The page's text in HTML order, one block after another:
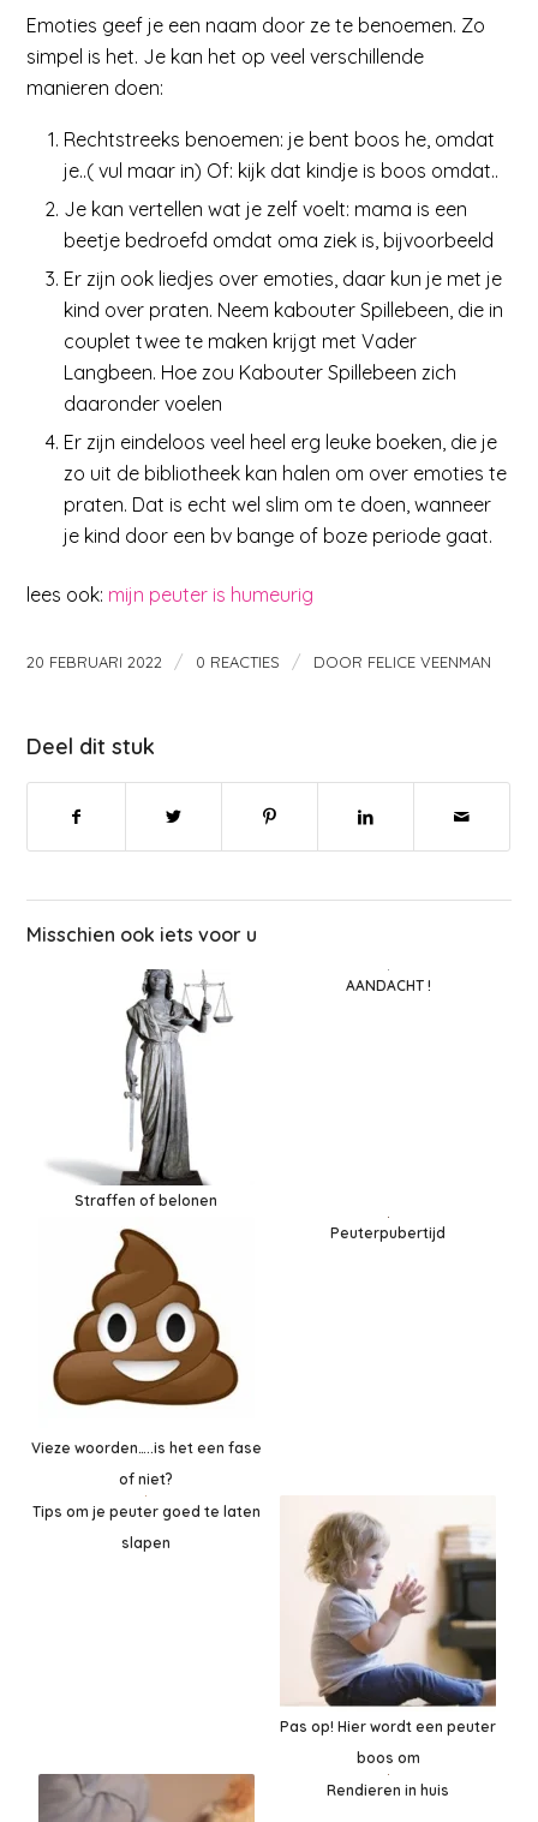
Emoties geef je een naam door ze te benoemen. Zo
simpel is het. Je kan het op veel verschillende
manieren doen:
Rechtstreeks benoemen: je bent boos he, omdat
je..( vul maar in) Of: kijk dat kindje is boos omdat..
Je kan vertellen wat je zelf voelt: mama is een
beetje bedroefd omdat oma ziek is, bijvoorbeeld
Er zijn ook liedjes over emoties, daar kun je met je
kind over praten. Neem kabouter Spillebeen, die in
couplet twee te maken krijgt met Vader
Langbeen. Hoe zou Kabouter Spillebeen zich
daaronder voelen
Er zijn eindeloos veel heel erg leuke boeken, die je
zo uit de bibliotheek kan halen om over emoties te
praten. Dat is echt wel slim om te doen, wanneer
je kind door een bv bange of boze periode gaat.
lees ook: mijn peuter is humeurig
20 FEBRUARI 2022 / 0 REACTIES / DOOR FELICE VEENMAN
Deel dit stuk
Misschien ook iets voor u
Straffen of belonen
AANDACHT !
Vieze woorden…..is het een fase
of niet?
Peuterpubertijd
Tips om je peuter goed te laten
slapen
Pas op! Hier wordt een peuter
boos om
Rendieren in huis